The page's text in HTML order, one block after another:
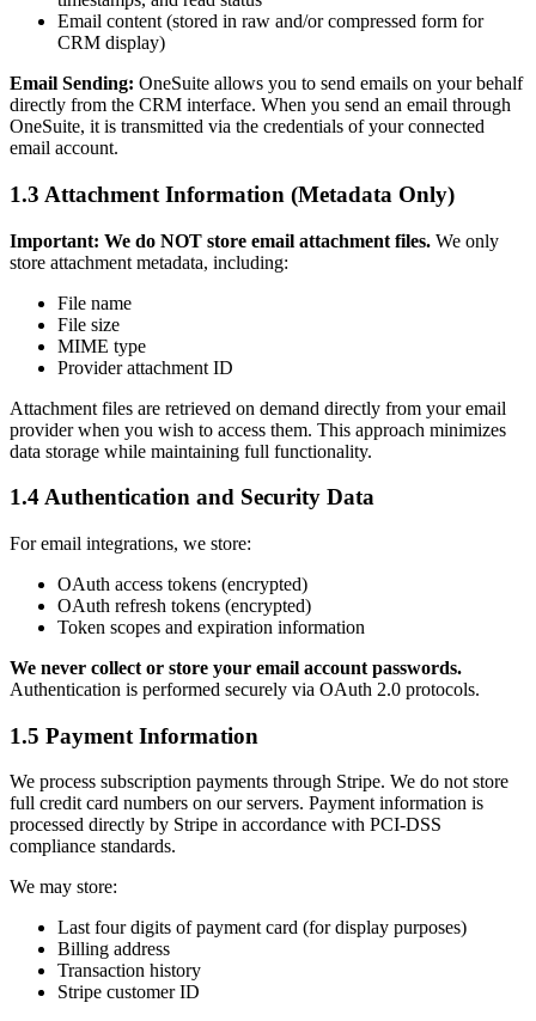
Email content (stored in raw and/or compressed form for
CRM display)
Email Sending: OneSuite allows you to send emails on your behalf
directly from the CRM interface. When you send an email through
OneSuite, it is transmitted via the credentials of your connected
email account.
1.3 Attachment Information (Metadata Only)
Important: We do NOT store email attachment files. We only
store attachment metadata, including:
File name
File size
MIME type
Provider attachment ID
Attachment files are retrieved on demand directly from your email
provider when you wish to access them. This approach minimizes
data storage while maintaining full functionality.
1.4 Authentication and Security Data
For email integrations, we store:
OAuth access tokens (encrypted)
OAuth refresh tokens (encrypted)
Token scopes and expiration information
We never collect or store your email account passwords.
Authentication is performed securely via OAuth 2.0 protocols.
1.5 Payment Information
We process subscription payments through Stripe. We do not store
full credit card numbers on our servers. Payment information is
processed directly by Stripe in accordance with PCI-DSS
compliance standards.
We may store:
Last four digits of payment card (for display purposes)
Billing address
Transaction history
Stripe customer ID